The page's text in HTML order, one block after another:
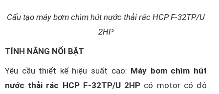
Cấu tạo máy bơm chìm hút nước thải rác HCP F-32TP/U
2HP
TÍNH NĂNG NỔI BẬT
Yêu cầu thiết kế hiệu suất cao: Máy bơm chìm hút
nước thải rác HCP F-32TP/U 2HP có motor có độ